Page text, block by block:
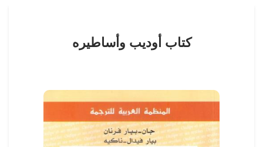
كتاب أوديب وأساطيره